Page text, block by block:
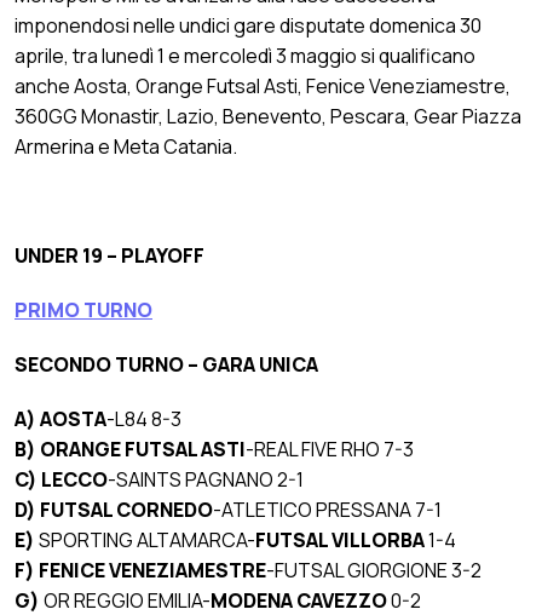
imponendosi nelle undici gare disputate domenica 30
aprile, tra lunedì 1 e mercoledì 3 maggio si qualificano
anche Aosta, Orange Futsal Asti, Fenice Veneziamestre,
360GG Monastir, Lazio, Benevento, Pescara, Gear Piazza
Armerina e Meta Catania.
UNDER 19 – PLAYOFF
PRIMO TURNO
SECONDO TURNO – GARA UNICA
A) AOSTA-L84 8-3
B) ORANGE FUTSAL ASTI-REAL FIVE RHO 7-3
C) LECCO-SAINTS PAGNANO 2-1
D) FUTSAL CORNEDO-ATLETICO PRESSANA 7-1
E) SPORTING ALTAMARCA-FUTSAL VILLORBA1-4
F) FENICE VENEZIAMESTRE-FUTSAL GIORGIONE 3-2
G) OR REGGIO EMILIA-MODENA CAVEZZO0-2